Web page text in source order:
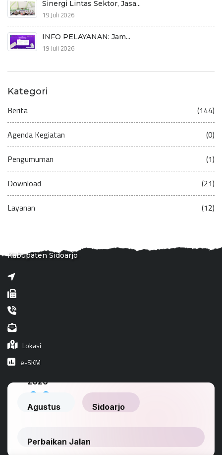
Sinergi Lintas Sektor, Jasa...
19 Juli 2026
INFO PELAYANAN: Jam...
19 Juli 2026
Kategori
Berita (144)
Agenda Kegiatan (0)
Pengumuman (1)
Download (21)
Layanan (12)
Kabupaten Sidoarjo
Lokasi
e-SKM